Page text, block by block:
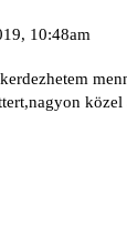
10:48am
közel